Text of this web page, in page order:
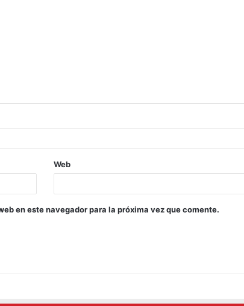
Web
en este navegador para la próxima vez que comente.